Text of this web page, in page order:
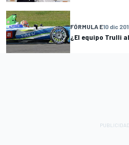
FÓRMULA E10 dic
¿El equipo Trulli